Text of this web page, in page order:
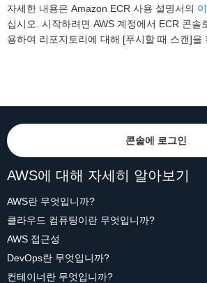
자세한 내용은 Amazon ECR 사용 설명서의
십시오. 시작하려면 AWS 계정에서 ECR 콘솔
용하여 리포지토리에 대해 [푸시할 때 스캔]을
콘솔에 로그인
AWS에 대해 자세히 알아보기
AWS란 무엇입니까?
클라우드 컴퓨팅이란 무엇입니까?
AWS 접근성
DevOps란 무엇입니까?
컨테이너란 무엇입니까?